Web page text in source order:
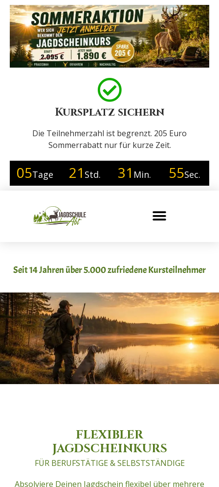
Kursplatz sichern
Die Teilnehmerzahl ist begrenzt. 205 Euro
Sommerrabatt nur für kurze Zeit.
05Tage 21 Std. 31 Min. 53Sec.
Seit 14 Jahren über 5.000 zufriedene Kursteilnehmer
FLEXIBLER
JAGDSCHEINKURS
FÜR BERUFSTÄTIGE & SELBSTSTÄNDIGE
Absolviere Deinen Jagdschein flexibel über mehrere